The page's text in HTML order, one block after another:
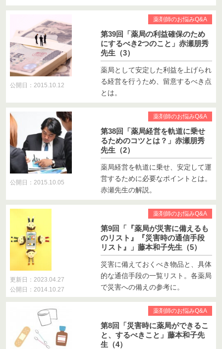
公開日：2015.10.12
薬剤師のお悩みQ&A
第39回「薬局の利益確保のため
にするべき2つのこと」赤瀬朋秀
先生（3）
薬局として安定した利益を上げられ
る経営を行うため、留意するべき点
とは。
公開日：2015.10.05
薬剤師のお悩みQ&A
第38回「薬局経営を軌道に乗せ
るためのコツとは？」赤瀬朋秀
先生（2）
薬局経営を軌道に乗せ、安定して運
営するために必要なポイントとは。
赤瀬先生の解説。
更新日：2023.04.27
公開日：2014.10.27
薬剤師のお悩みQ&A
第9回「『薬局が災害に備えるも
のリスト』『災害時の通信手段
リスト』」藤本和子先生（5）
災害に備えておくべき物品と、具体
的な通信手段の一覧リスト。各薬局
で災害への備えの参考に。
薬剤師のお悩みQ&A
第8回「災害時に薬局ができるこ
と、するべきこと」藤本和子先
生（4）